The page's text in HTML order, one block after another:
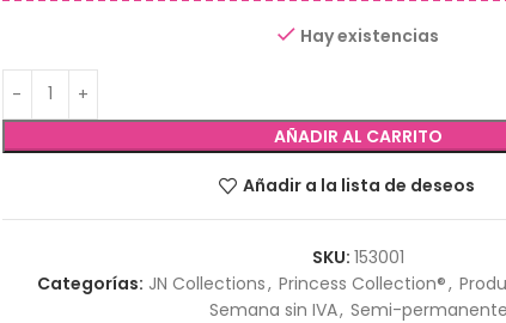
Hay existencias
AÑADIR AL CARRITO
Añadir a la lista de deseos
SKU:153001
Categorías: JN Collections, Princess Collection®,
Semana sin IVA, Semi-permanente